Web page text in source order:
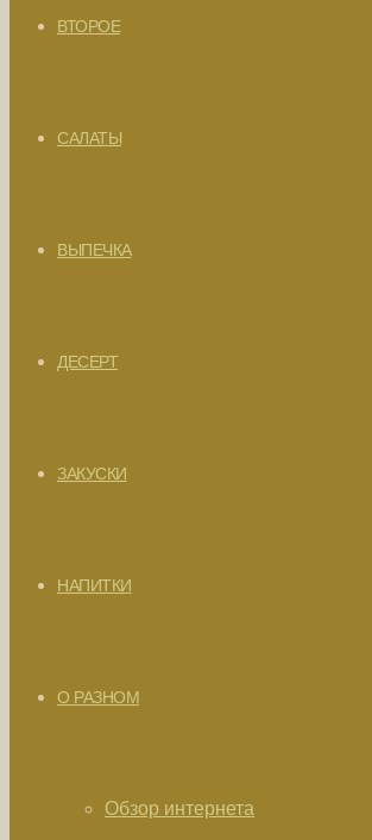
ВТОРОЕ
САЛАТЫ
ВЫПЕЧКА
ДЕСЕРТ
ЗАКУСКИ
НАПИТКИ
О РАЗНОМ
Обзор интернета